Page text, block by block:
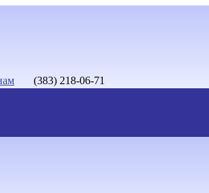
(383) 218-06-71